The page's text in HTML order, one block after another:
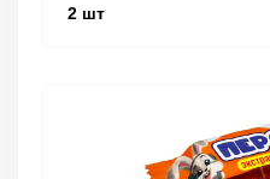
2 шт